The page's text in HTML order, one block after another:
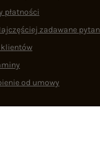
płatności
zadawane
od umowy